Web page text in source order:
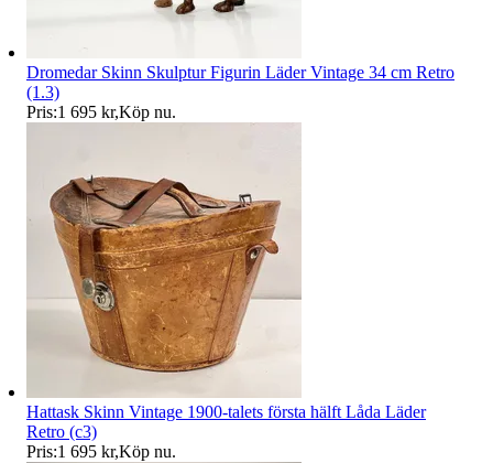
Dromedar Skinn Skulptur Figurin Läder Vintage 34 cm Retro
(1.3)
Pris:1 695 kr,Köp nu.
Hattask Skinn Vintage 1900-talets första hälft Låda Läder
Retro (c3)
Pris:1 695 kr,Köp nu.